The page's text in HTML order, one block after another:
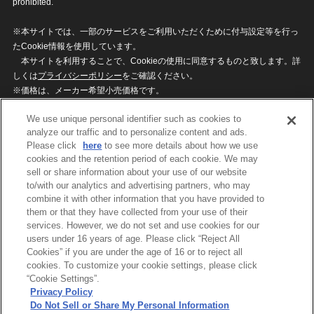
prohibited.
※本サイトでは、一部のサービスをご利用いただくために付与設定等を行っ
たCookie情報を使用しています。
本サイトを利用することで、Cookieの使用に同意するものと致します。詳
しくはプライバシーポリシーをご確認ください。
※価格は、メーカー希望小売価格です。
ざいますのでご了承ください。
privacypolicy
Do Not Sell or Share My
Personal Information
ウェブサイトご利用条件
ソーシャルメディアポリシー
個人情報保護方針
お問い合わせ
©BANDAI
We use unique personal identifier such as cookies to
analyze our traffic and to personalize content and ads.
Please click
here to see more details about how we use
cookies and the retention period of each cookie. We may
sell or share information about your use of our website
to/with our analytics and advertising partners, who may
combine it with other information that you have provided to
them or that they have collected from your use of their
services. However, we do not set and use cookies for our
users under 16 years of age. Please click “Reject All
Cookies” if you are under the age of 16 or to reject all
cookies. To customize your cookie settings, please click
“Cookie Settings”.
Privacy Policy
Do Not Sell or Share My Personal Information